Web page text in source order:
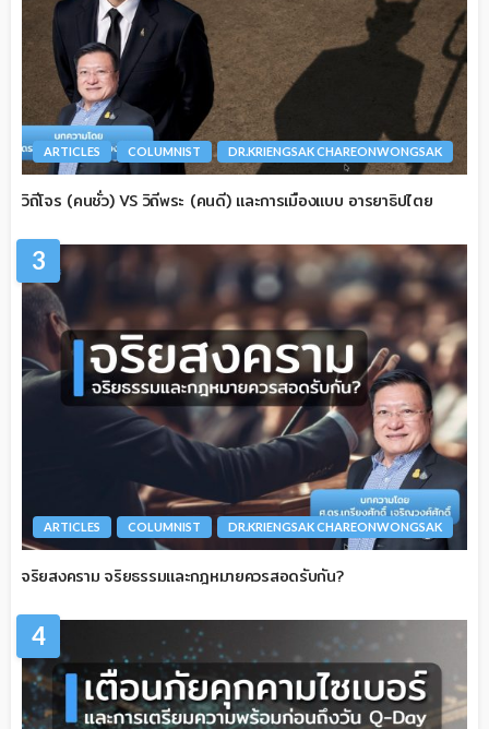
ARTICLES COLUMNIST DR.KRIENGSAK CHAREONWONGSAK
วิถีโจร (คนชั่ว) VS วิถีพระ (คนดี) และการเมืองแบบ อารยาธิปไตย
3
ARTICLES COLUMNIST DR.KRIENGSAK CHAREONWONGSAK
จริยสงคราม จริยธรรมและกฎหมายควรสอดรับกัน?
4